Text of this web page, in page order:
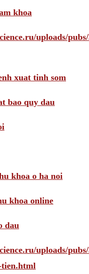
khoa
uploads/
xuat tinh som
bao quy dau
khoa o ha noi
khoa online
dau
uploads/
tien.html